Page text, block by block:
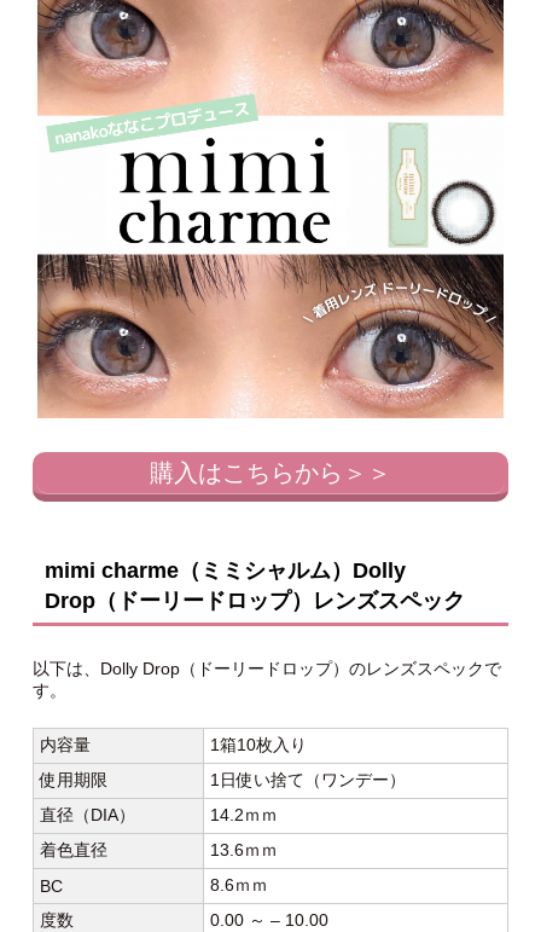
購入はこちらから＞＞
mimi charme（ミミシャルム）Dolly
Drop（ドーリードロップ）レンズスペック
以下は、Dolly Drop（ドーリードロップ）のレンズスペックで
す。
内容量
1箱10枚入り
使用期限
1日使い捨て（ワンデー）
直径（DIA）
14.2ｍｍ
着色直径
13.6ｍｍ
BC
8.6ｍｍ
度数
0.00 ～ – 10.00